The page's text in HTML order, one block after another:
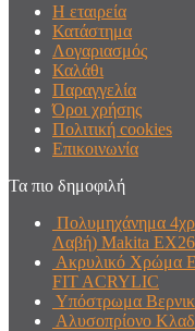
Η εταιρεία
Κατάστημα
Λογαριασμός
Καλάθι
Παραγγελία
Όροι χρήσης
Πολιτική cookies
Επικοινωνία
Τα πιο δημοφιλή
Πολυμηχάνημα
Λαβή) Makita
Ακρυλικό Χρώμα
FIT ACRYLIC
Υπόστρωμα
Αλυσοπρίονο